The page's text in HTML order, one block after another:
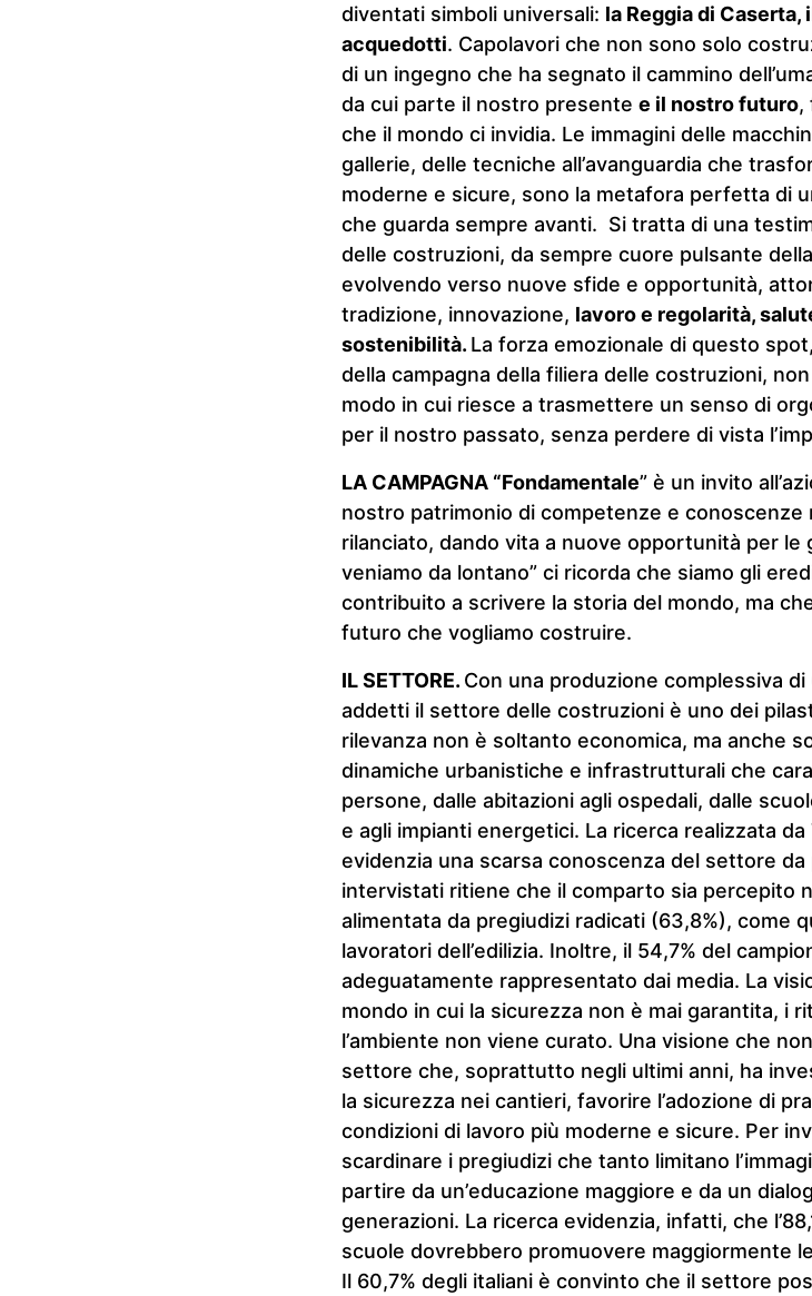
diventati simboli universali: la Reggia di Caserta,
acquedotti. Capolavori che non sono solo
di un ingegno che ha segnato il cammino
da cui parte il nostro presente e il nostro futuro,
che il mondo ci invidia. Le immagini delle
gallerie, delle tecniche all’avanguardia che
moderne e sicure, sono la metafora perfetta di
che guarda sempre avanti. Si tratta di una
delle costruzioni, da sempre cuore pulsante
evolvendo verso nuove sfide e opportunità,
tradizione, innovazione, lavoro e regolarità,
sostenibilità. La forza emozionale di questo
della campagna della filiera delle costruzioni,
modo in cui riesce a trasmettere un senso di
per il nostro passato, senza perdere di vista
LA CAMPAGNA “Fondamentale” è un invito
nostro patrimonio di competenze e conoscenze
rilanciato, dando vita a nuove opportunità per le
veniamo da lontano” ci ricorda che siamo gli
contribuito a scrivere la storia del mondo, ma
futuro che vogliamo costruire.
IL SETTORE. Con una produzione complessiva
addetti il settore delle costruzioni è uno dei
rilevanza non è soltanto economica, ma anche
dinamiche urbanistiche e infrastrutturali che
persone, dalle abitazioni agli ospedali, dalle
e agli impianti energetici. La ricerca realizzata da
evidenzia una scarsa conoscenza del settore
intervistati ritiene che il comparto sia percepito
alimentata da pregiudizi radicati (63,8%), come
lavoratori dell’edilizia. Inoltre, il 54,7% del
adeguatamente rappresentato dai media. La
mondo in cui la sicurezza non è mai garantita, i
l’ambiente non viene curato. Una visione che
settore che, soprattutto negli ultimi anni, ha
la sicurezza nei cantieri, favorire l’adozione di
condizioni di lavoro più moderne e sicure. Per
scardinare i pregiudizi che tanto limitano
partire da un’educazione maggiore e da un
generazioni. La ricerca evidenzia, infatti, che
scuole dovrebbero promuovere maggiormente
Il 60,7% degli italiani è convinto che il settore